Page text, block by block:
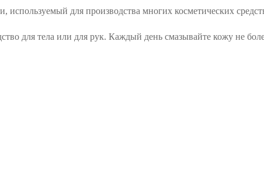
для производства многих косметических
для тела или для рук. Каждый день смазывайте кожу не